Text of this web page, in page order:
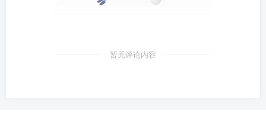
暂无评论内容